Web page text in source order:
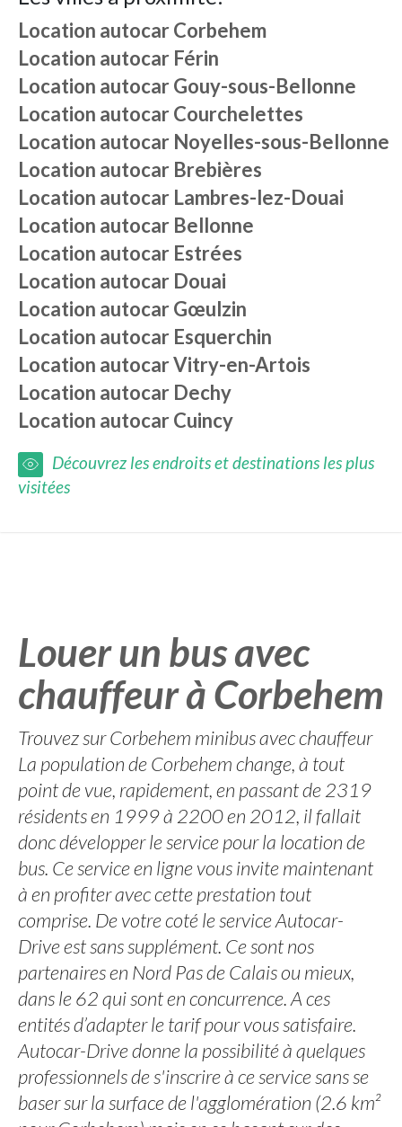
Location autocarCorbehem
Location autocar Férin
Location autocarGouy-sous-Bellonne
Location autocarCourchelettes
Location autocar Noyelles-sous-Bellonne
Location autocar Brebières
Location autocar Lambres-lez-Douai
Location autocar Bellonne
Location autocar Estrées
Location autocar Douai
Location autocarGœulzin
Location autocar Esquerchin
Location autocarVitry-en-Artois
Location autocar Dechy
Location autocarCuincy
Découvrez les endroits et destinations les plus
visitées
Louer un bus avec
chauffeur à Corbehem
Trouvez sur Corbehem minibus avec chauffeur
La population de Corbehem change, à tout
point de vue, rapidement, en passant de 2319
résidents en 1999 à 2200 en 2012, il fallait
donc développer le service pour la location de
bus. Ce service en ligne vous invite maintenant
à en profiter avec cette prestation tout
comprise. De votre coté le service Autocar-
Drive est sans supplément. Ce sont nos
partenaires en Nord Pas de Calais ou mieux,
dans le 62 qui sont en concurrence. A ces
entités d’adapter le tarif pour vous satisfaire.
Autocar-Drive donne la possibilité à quelques
professionnels de s'inscrire à ce service sans se
baser sur la surface de l'agglomération (2.6 km²